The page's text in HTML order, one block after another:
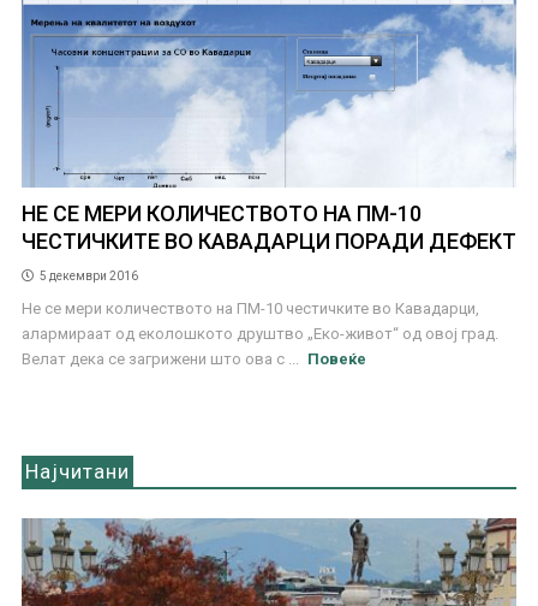
НЕ СЕ МЕРИ КОЛИЧЕСТВОТО НА ПМ-10
ЧЕСТИЧКИТЕ ВО КАВАДАРЦИ ПОРАДИ ДЕФЕКТ
5 декември 2016
Не се мери количеството на ПМ-10 честичките во Кавадарци,
алармираат од еколошкото друштво „Еко-живот“ од овој град.
Велат дека се загрижени што ова с ...
Повеќе
Најчитани